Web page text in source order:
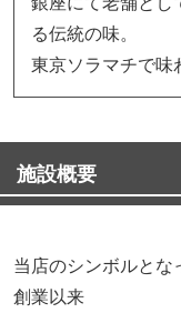
る伝統の味。
東京ソラマチで味
施設概要
当店のシンボルと
創業以来